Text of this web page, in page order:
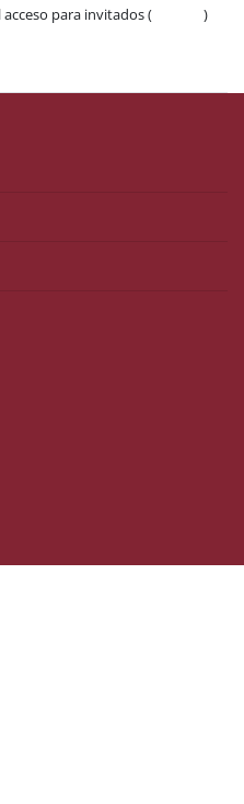
para invitados (
)